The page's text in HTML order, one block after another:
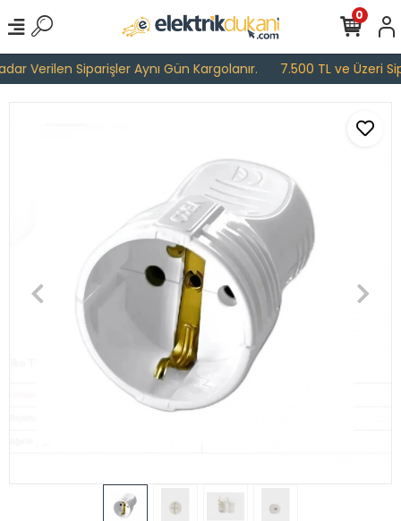
Verilen Siparişler Aynı Gün Kargolanır. 7.500 TL ve Üzeri
0